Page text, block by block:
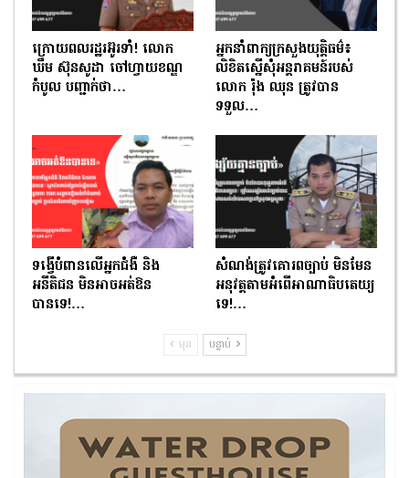
ក្រោយពលរដ្ឋរអ៊ូរទាំ! លោក
ឃឹម ស៊ុនសូដា ចៅហ្វាយខណ្ឌ
កំបូល បញ្ជាក់ថា…
អ្នកនាំពាក្យក្រសួងយុត្តិធម៌៖
លិខិតស្នើសុំអន្តរាគមន៍របស់
លោក រ៉ុង ឈុន ត្រូវបាន
ទទួល…
ទង្វើបំពានលើអ្នកជំងឺ និង
អនីតិជន មិនអាចអត់ឱន
បានទេ!…
សំណង់ត្រូវគោរពច្បាប់ មិនមែន
អនុវត្តតាមអំពើអាណាធិបតេយ្យ
ទេ!…
មុន បន្ទាប់